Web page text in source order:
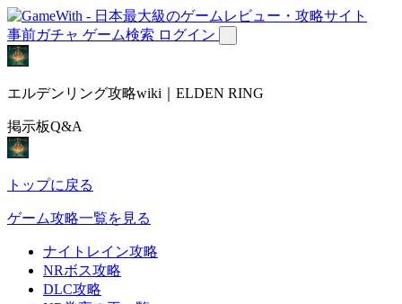
事前ガチャ ゲーム検索 ログイン
エルデンリング攻略wiki｜ELDEN RING
掲示板Q&A
トップに戻る
ゲーム攻略一覧を見る
ナイトレイン攻略
NRボス攻略
DLC攻略